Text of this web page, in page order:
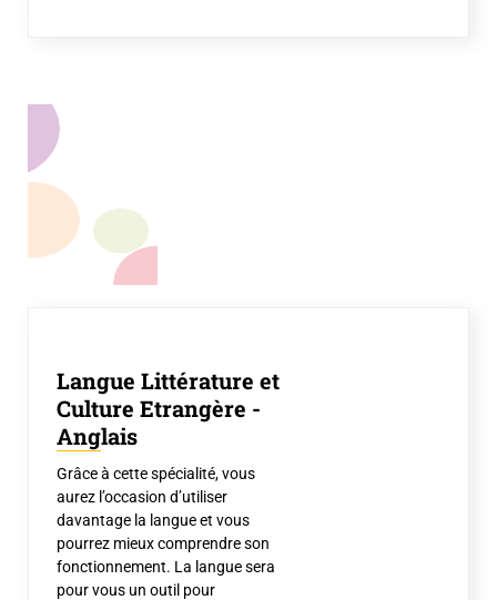
Langue Littérature et
Culture Etrangère -
Anglais
Grâce à cette spécialité, vous
aurez l’occasion d’utiliser
davantage la langue et vous
pourrez mieux comprendre son
fonctionnement. La langue sera
pour vous un outil pour